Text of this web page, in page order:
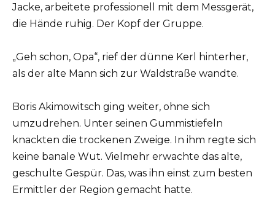
Jacke, arbeitete professionell mit dem Messgerät,
die Hände ruhig. Der Kopf der Gruppe.
„Geh schon, Opa“, rief der dünne Kerl hinterher,
als der alte Mann sich zur Waldstraße wandte.
Boris Akimowitsch ging weiter, ohne sich
umzudrehen. Unter seinen Gummistiefeln
knackten die trockenen Zweige. In ihm regte sich
keine banale Wut. Vielmehr erwachte das alte,
geschulte Gespür. Das, was ihn einst zum besten
Ermittler der Region gemacht hatte.